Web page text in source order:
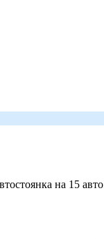
на 15